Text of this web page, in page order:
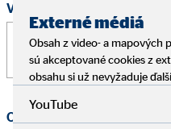
Vaša správa
Ochrana osobných údajov
Externé médiá
Obsah z video- a mapových
sú akceptované cookies z
obsahu si už nevyžaduje
YouTube